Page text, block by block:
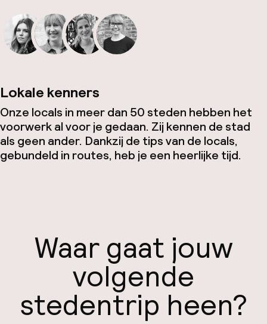
Lokale kenners
Onze locals in meer dan 50 steden hebben het
voorwerk al voor je gedaan. Zij kennen de stad
als geen ander. Dankzij de tips van de locals,
gebundeld in routes, heb je een heerlijke tijd.
Waar gaat jouw
volgende
stedentrip heen?